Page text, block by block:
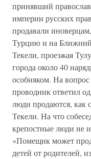
принявший
империи русских
продавали
Турцию и на
Текели, проезжая
города около 40
особняком. На
проводник ответил
люди продаются, как
Текели. На что
крепостные люди не
«Помещик может
детей от родителей,